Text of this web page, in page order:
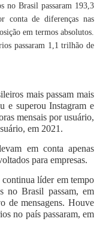
no Brasil passaram 193,3
conta de diferenças nas
em termos absolutos.
passaram 1,1 trilhão de
mais passam mais
e superou Instagram e
mensais por usuário,
em 2021.
em conta apenas
para empresas.
líder em tempo
no Brasil passam, em
de mensagens. Houve
no país passaram, em